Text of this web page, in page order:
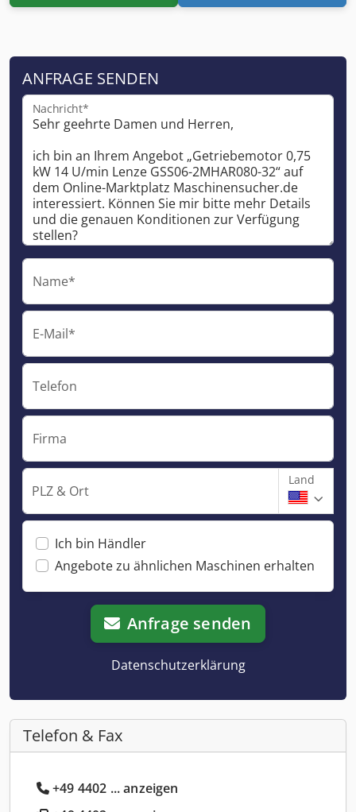
ANFRAGE SENDEN
Nachricht*
Name*
E-Mail*
Telefon
Firma
PLZ & Ort
Land
Ich bin Händler
Angebote zu ähnlichen Maschinen erhalten
Anfrage senden
Datenschutzerklärung
Telefon & Fax
+49 4402 ... anzeigen